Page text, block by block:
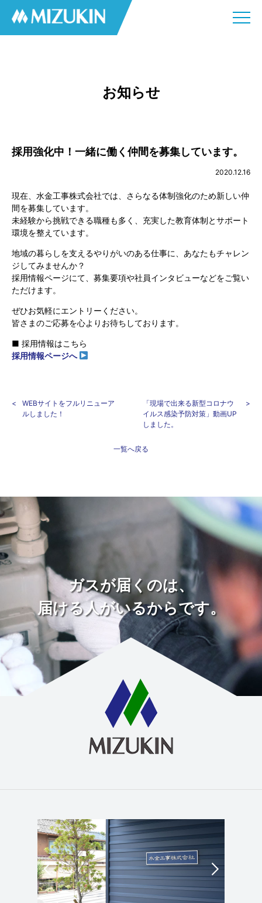
お知らせ
採用強化中！一緒に働く仲間を募集しています。
2020.12.16
現在、水金工事株式会社では、さらなる体制強化のため新しい仲
間を募集しています。
未経験から挑戦できる職種も多く、充実した教育体制とサポート
環境を整えています。
地域の暮らしを支えるやりがいのある仕事に、あなたもチャレン
ジしてみませんか？
採用情報ページにて、募集要項や社員インタビューなどをご覧い
ただけます。
ぜひお気軽にエントリーください。
皆さまのご応募を心よりお待ちしております。
■ 採用情報はこちら
採用情報ページへ
WEBサイトをフルリニューア
ルしました！
「現場で出来る新型コロナウ
イルス感染予防対策」動画UP
しました。
一覧へ戻る
ガスが届くのは、
ける人がいるからです。